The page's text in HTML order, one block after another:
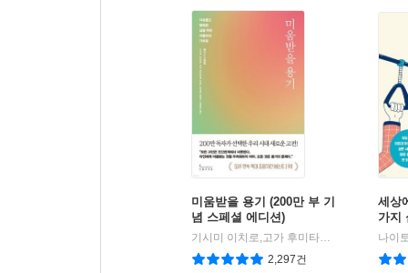
미움받을 용기 (200만 부 기
념 스페셜 에디션)
2,297건
세상
가지